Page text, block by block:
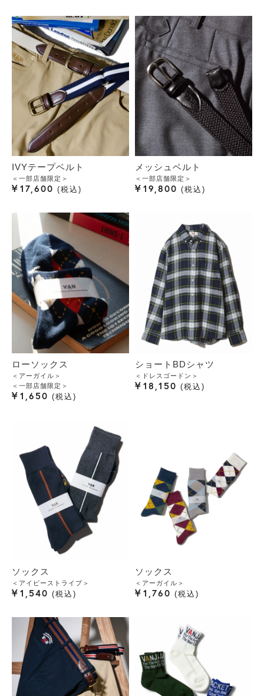
IVYテープベルト
＜一部店舗限定＞
¥ 17,600 税込
メッシュベルト
＜一部店舗限定＞
¥ 19,800 税込
ローソックス
＜アーガイル＞
＜一部店舗限定＞
¥ 1,650 税込
ショートBDシャツ
＜ドレスゴードン＞
¥ 18,150 税込
ソックス
＜アイビーストライプ＞
¥ 1,540 税込
ソックス
＜アーガイル＞
¥ 1,760 税込